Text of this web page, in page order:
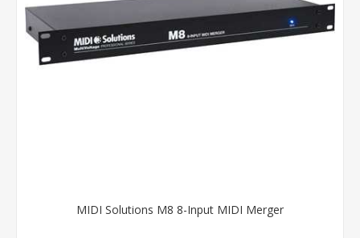
MIDI Solutions M8 8-Input MIDI Merger